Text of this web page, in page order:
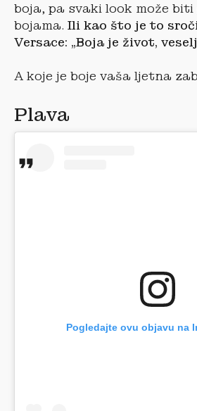
boja, pa svaki look može
bojama. Ili kao što je to
Versace: „Boja je život,
A koje je boje vaša ljetna
Plava
Pogledajte ovu objavu na